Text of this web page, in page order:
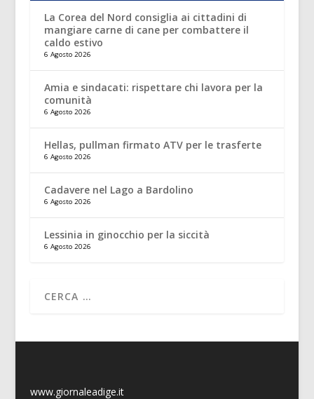
La Corea del Nord consiglia ai cittadini di
mangiare carne di cane per combattere il
caldo estivo
6 Agosto 2026
Amia e sindacati: rispettare chi lavora per la
comunità
6 Agosto 2026
Hellas, pullman firmato ATV per le trasferte
6 Agosto 2026
Cadavere nel Lago a Bardolino
6 Agosto 2026
Lessinia in ginocchio per la siccità
6 Agosto 2026
www.giornaleadige.it